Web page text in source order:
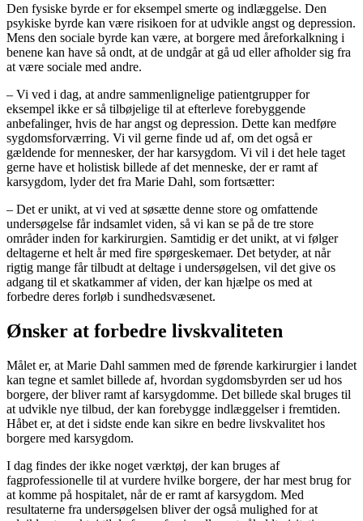
Den fysiske byrde er for eksempel smerte og indlæggelse. Den
psykiske byrde kan være risikoen for at udvikle angst og depression.
Mens den sociale byrde kan være, at borgere med åreforkalkning i
benene kan have så ondt, at de undgår at gå ud eller afholder sig fra
at være sociale med andre.
– Vi ved i dag, at andre sammenlignelige patientgrupper for
eksempel ikke er så tilbøjelige til at efterleve forebyggende
anbefalinger, hvis de har angst og depression. Dette kan medføre
sygdomsforværring. Vi vil gerne finde ud af, om det også er
gældende for mennesker, der har karsygdom. Vi vil i det hele taget
gerne have et holistisk billede af det menneske, der er ramt af
karsygdom, lyder det fra Marie Dahl, som fortsætter:
– Det er unikt, at vi ved at søsætte denne store og omfattende
undersøgelse får indsamlet viden, så vi kan se på de tre store
områder inden for karkirurgien. Samtidig er det unikt, at vi følger
deltagerne et helt år med fire spørgeskemaer. Det betyder, at når
rigtig mange får tilbudt at deltage i undersøgelsen, vil det give os
adgang til et skatkammer af viden, der kan hjælpe os med at
forbedre deres forløb i sundhedsvæsenet.
Ønsker at forbedre livskvaliteten
Målet er, at Marie Dahl sammen med de førende karkirurgier i landet
kan tegne et samlet billede af, hvordan sygdomsbyrden ser ud hos
borgere, der bliver ramt af karsygdomme. Det billede skal bruges til
at udvikle nye tilbud, der kan forebygge indlæggelser i fremtiden.
Håbet er, at det i sidste ende kan sikre en bedre livskvalitet hos
borgere med karsygdom.
I dag findes der ikke noget værktøj, der kan bruges af
fagprofessionelle til at vurdere hvilke borgere, der har mest brug for
at komme på hospitalet, når de er ramt af karsygdom. Med
resultaterne fra undersøgelsen bliver der også mulighed for at